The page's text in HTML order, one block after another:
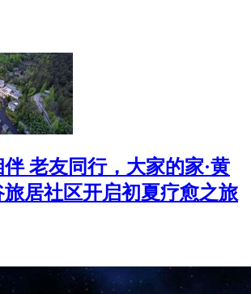
老友同行，大家的家·黄
旅居社区开启初夏疗愈之旅